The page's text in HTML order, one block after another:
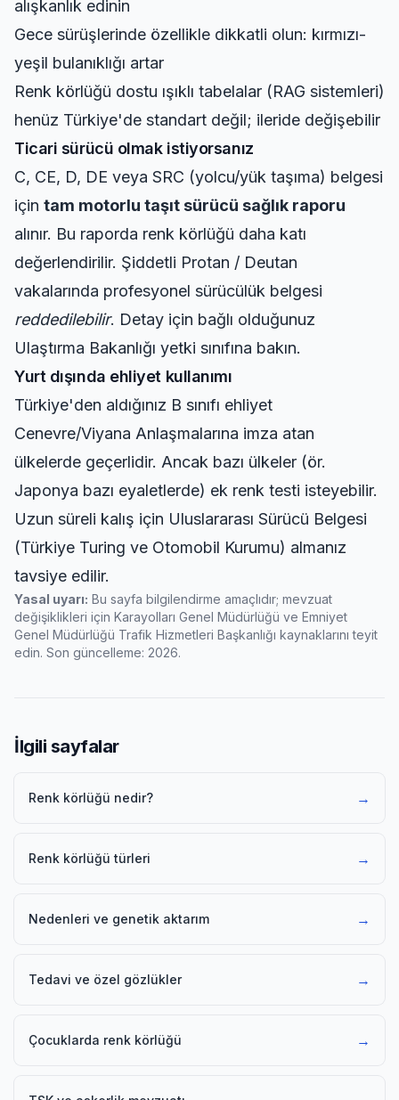
alışkanlık edinin
Gece sürüşlerinde özellikle dikkatli olun: kırmızı-
yeşil bulanıklığı artar
Renk körlüğü dostu ışıklı tabelalar (RAG sistemleri)
henüz Türkiye'de standart değil; ileride değişebilir
Ticari sürücü olmak istiyorsanız
C, CE, D, DE veya SRC (yolcu/yük taşıma) belgesi
için tam motorlu taşıt sürücü sağlık raporu
alınır. Bu raporda renk körlüğü daha katı
değerlendirilir. Şiddetli Protan / Deutan
vakalarında profesyonel sürücülük belgesi
reddedilebilir. Detay için bağlı olduğunuz
Ulaştırma Bakanlığı yetki sınıfına bakın.
Yurt dışında ehliyet kullanımı
Türkiye'den aldığınız B sınıfı ehliyet
Cenevre/Viyana Anlaşmalarına imza atan
ülkelerde geçerlidir. Ancak bazı ülkeler (ör.
Japonya bazı eyaletlerde) ek renk testi isteyebilir.
Uzun süreli kalış için Uluslararası Sürücü Belgesi
(Türkiye Turing ve Otomobil Kurumu) almanız
tavsiye edilir.
Yasal uyarı: Bu sayfa bilgilendirme amaçlıdır; mevzuat
değişiklikleri için Karayolları Genel Müdürlüğü ve Emniyet
Genel Müdürlüğü Trafik Hizmetleri Başkanlığı kaynaklarını teyit
edin. Son güncelleme: 2026.
İlgili sayfalar
Renk körlüğü nedir? →
Renk körlüğü türleri →
Nedenleri ve genetik aktarım →
Tedavi ve özel gözlükler →
Çocuklarda renk körlüğü →